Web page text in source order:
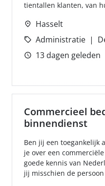
tientallen klanten, van
Hasselt
Administratie
13 dagen geleden
Commercieel
binnendienst
Ben jij een toegankelijk
je over een
goede kennis van
jij misschien de